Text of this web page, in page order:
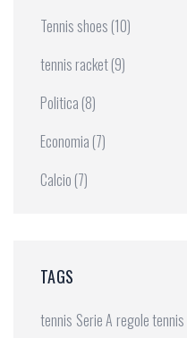
Tennis shoes (10)
tennis racket(9)
Politica (8)
Economia (7)
Calcio (7)
TAGS
tennis Serie A regole tennis